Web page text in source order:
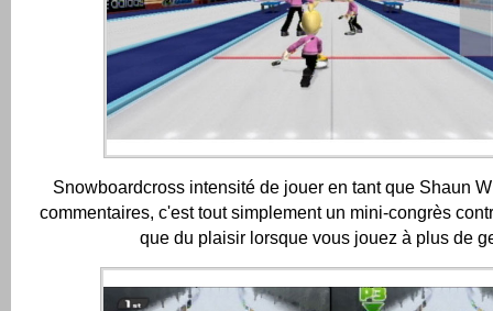
Snowboardcross intensité de jouer en tant que Shaun
commentaires, c'est tout simplement un mini-congrès
que du plaisir lorsque vous jouez à plus de